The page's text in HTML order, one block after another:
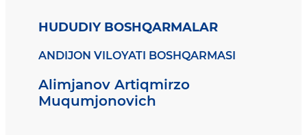
HUDUDIY BOSHQARMALAR
ANDIJON VILOYATI BOSHQARMASI
Alimjanov Artiqmirzo
Muqumjonovich